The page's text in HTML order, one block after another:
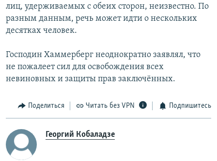
лиц, удерживаемых с обеих сторон, неизвестно. По
разным данным, речь может идти о нескольких
десятках человек.
Господин Хаммерберг неоднократно заявлял, что
не пожалеет сил для освобождения всех
невиновных и защиты прав заключённых.
Поделиться Читать без VPN Подпишитесь
Георгий Кобаладзе